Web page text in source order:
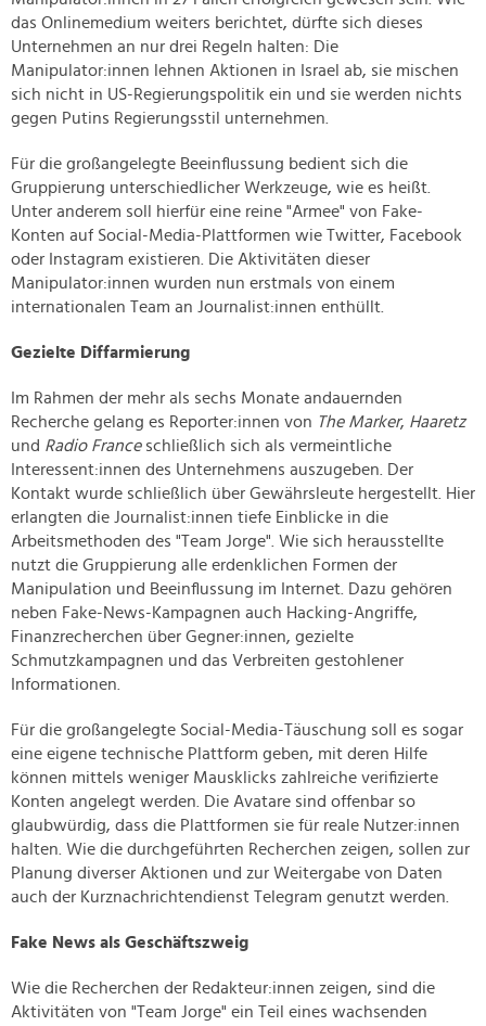
das Onlinemedium weiters berichtet, dürfte sich dieses
Unternehmen an nur drei Regeln halten: Die
Manipulator:innen lehnen Aktionen in Israel ab, sie mischen
sich nicht in US-Regierungspolitik ein und sie werden nichts
gegen Putins Regierungsstil unternehmen.
Für die großangelegte Beeinflussung bedient sich die
Gruppierung unterschiedlicher Werkzeuge, wie es heißt.
Unter anderem soll hierfür eine reine "Armee" von Fake-
Konten auf Social-Media-Plattformen wie Twitter, Facebook
oder Instagram existieren. Die Aktivitäten dieser
Manipulator:innen wurden nun erstmals von einem
internationalen Team an Journalist:innen enthüllt.
Gezielte Diffarmierung
Im Rahmen der mehr als sechs Monate andauernden
Recherche gelang es Reporter:innen von The Marker, Haaretz
und Radio Franceschließlich sich als vermeintliche
Interessent:innen des Unternehmens auszugeben. Der
Kontakt wurde schließlich über Gewährsleute hergestellt. Hier
erlangten die Journalist:innen tiefe Einblicke in die
Arbeitsmethoden des "Team Jorge". Wie sich herausstellte
nutzt die Gruppierung alle erdenklichen Formen der
Manipulation und Beeinflussung im Internet. Dazu gehören
neben Fake-News-Kampagnen auch Hacking-Angriffe,
Finanzrecherchen über Gegner:innen, gezielte
Schmutzkampagnen und das Verbreiten gestohlener
Informationen.
Für die großangelegte Social-Media-Täuschung soll es sogar
eine eigene technische Plattform geben, mit deren Hilfe
können mittels weniger Mausklicks zahlreiche verifizierte
Konten angelegt werden. Die Avatare sind offenbar so
glaubwürdig, dass die Plattformen sie für reale Nutzer:innen
halten. Wie die durchgeführten Recherchen zeigen, sollen zur
Planung diverser Aktionen und zur Weitergabe von Daten
auch der Kurznachrichtendienst Telegram genutzt werden.
Fake News als Geschäftszweig
Wie die Recherchen der Redakteur:innen zeigen, sind die
Aktivitäten von "Team Jorge" ein Teil eines wachsenden